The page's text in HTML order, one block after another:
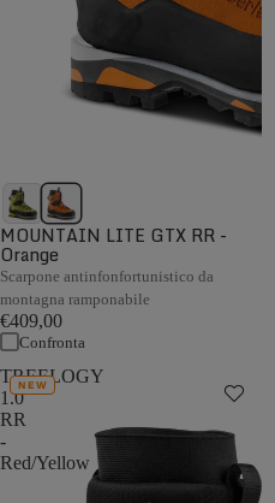
MOUNTAIN LITE GTX RR -
Orange
Scarpone antinfonfortunistico da
montagna ramponabile
€409,00
Confronta
TREELOGY
1.0
RR
-
Red/Yellow
NEW